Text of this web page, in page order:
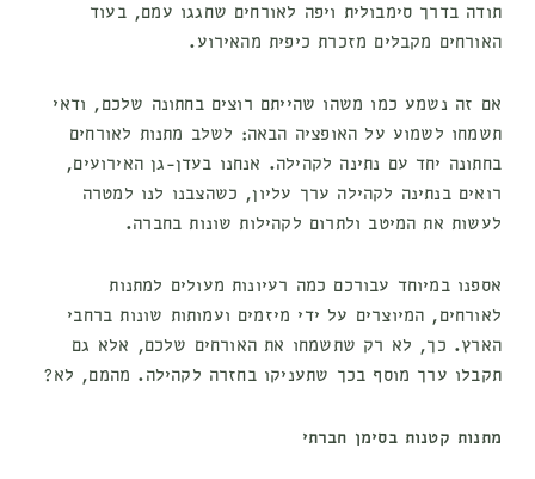
תודה בדרך סימבולית ויפה לאורחים שחגגו עמם, בעוד
האורחים מקבלים מזכרת כיפית מהאירוע.
אם זה נשמע כמו משהו שהייתם רוצים בחתונה שלכם, ודאי
תשמחו לשמוע על האופציה הבאה: לשלב מתנות לאורחים
בחתונה יחד עם נתינה לקהילה. אנחנו בעדן-גן האירועים,
רואים בנתינה לקהילה ערך עליון, כשהצבנו לנו למטרה
לעשות את המיטב ולתרום לקהילות שונות בחברה.
אספנו במיוחד עבורכם כמה רעיונות מעולים למתנות
לאורחים, המיוצרים על ידי מיזמים ועמותות שונות ברחבי
הארץ. כך, לא רק שתשמחו את האורחים שלכם, אלא גם
תקבלו ערך מוסף בכך שתעניקו בחזרה לקהילה. מהמם, לא?
מתנות קטנות בסימן חברתי